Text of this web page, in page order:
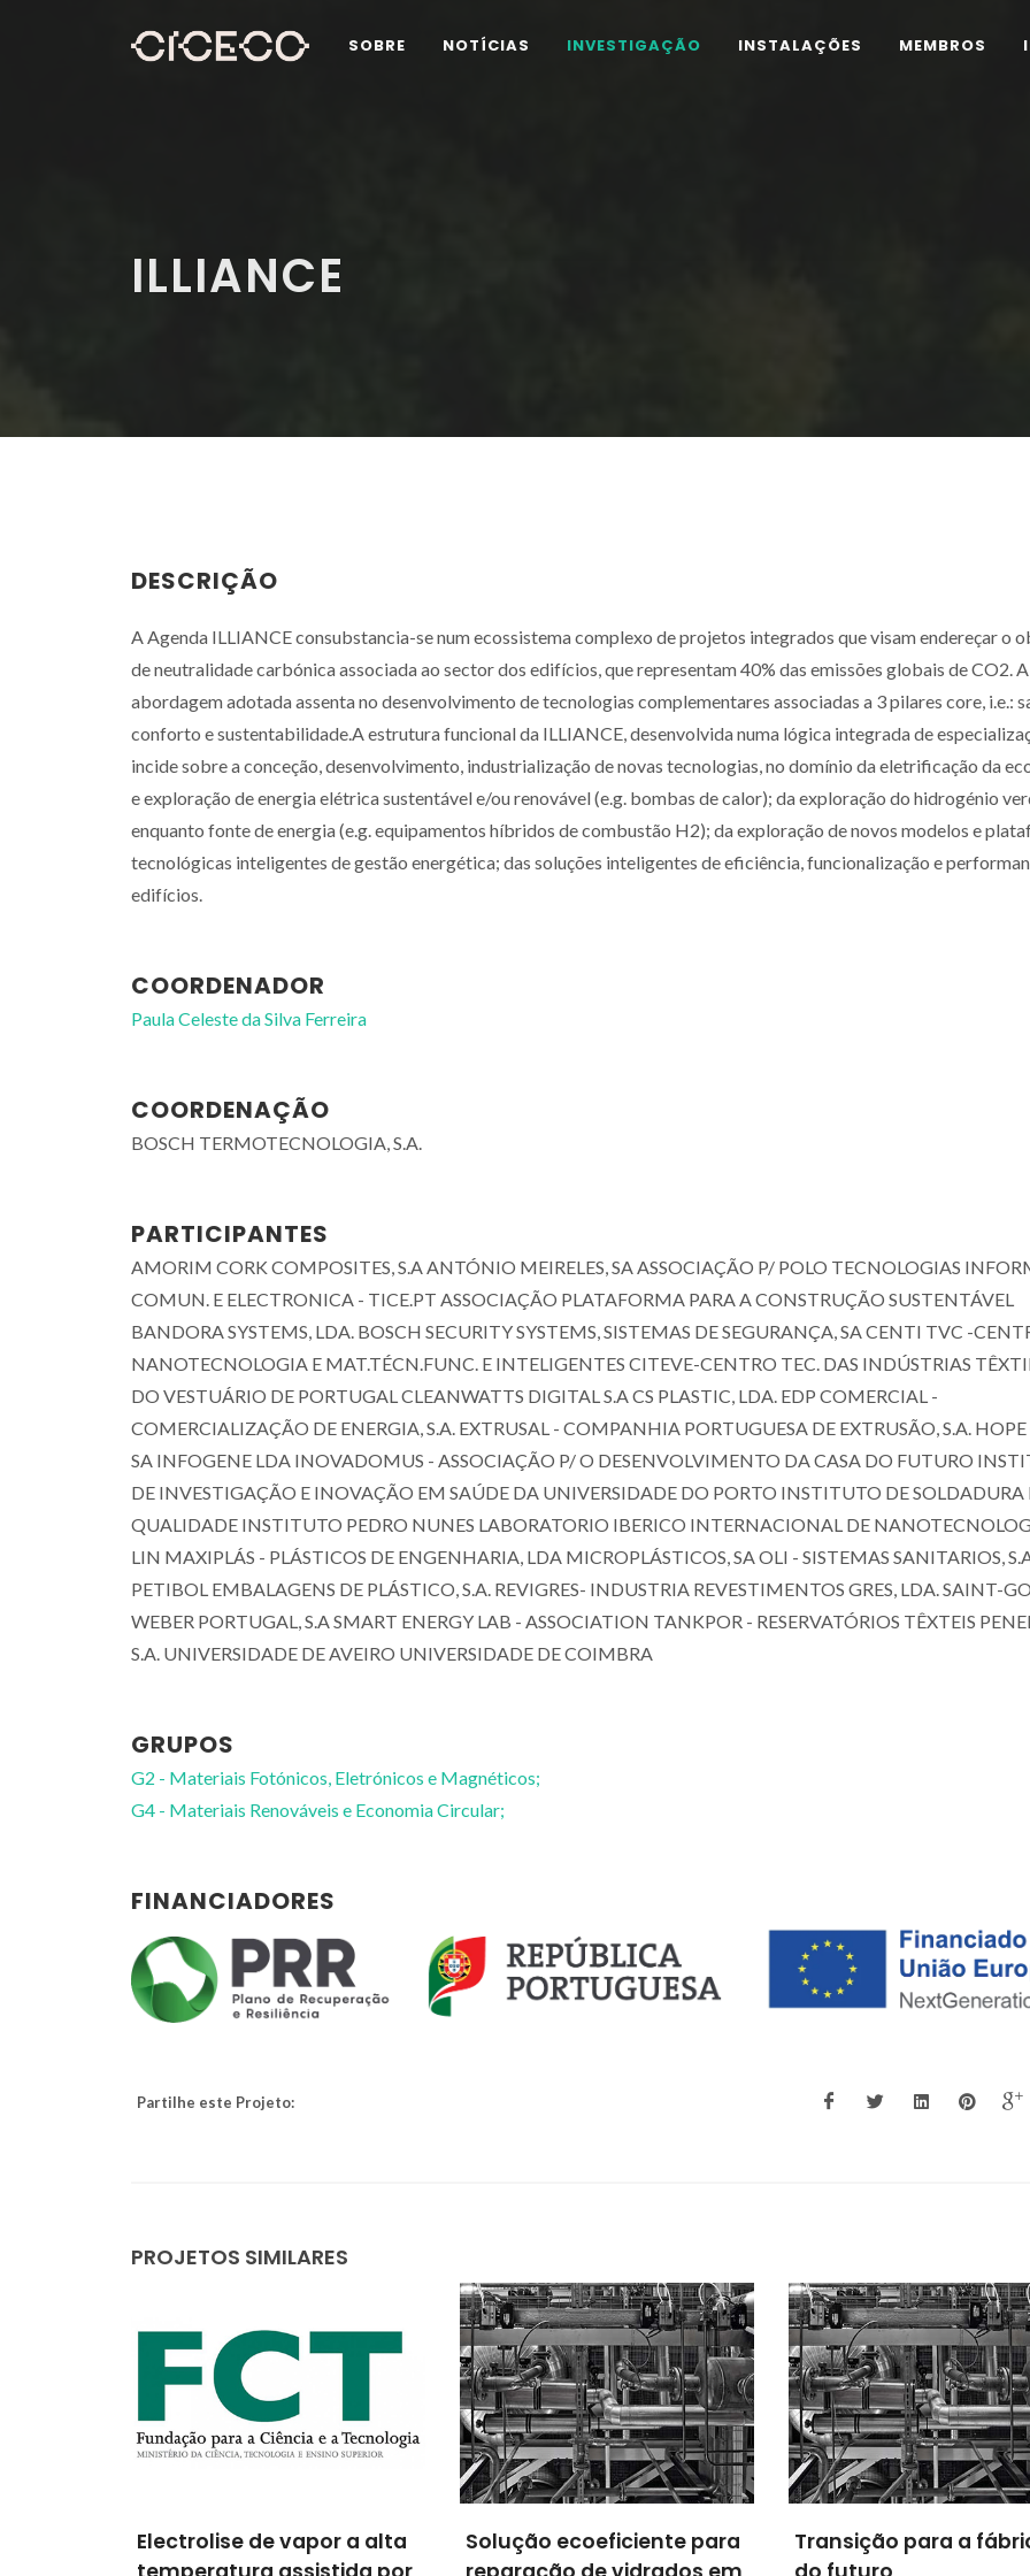
SOBRE NOTÍCIAS INVESTIGAÇÃO INSTALAÇÕES MEMBROS
ILLIANCE
Idalina José Monteiro
Investigador Auxiliar Investigador Coordenador Investigador
DESCRIÇÃO
A Agenda ILLIANCE consubstancia-se num ecossistema complexo de projetos integrados que visam endereçar o
de neutralidade carbónica associada ao sector dos edifícios, que representam 40% das emissões globais de CO2. A
abordagem adotada assenta no desenvolvimento de tecnologias complementares associadas a 3 pilares core, i.e.:
conforto e sustentabilidade.A estrutura funcional da ILLIANCE, desenvolvida numa lógica integrada de
incide sobre a conceção, desenvolvimento, industrialização de novas tecnologias, no domínio da eletrificação da
e exploração de energia elétrica sustentável e/ou renovável (e.g. bombas de calor); da exploração do hidrogénio
enquanto fonte de energia (e.g. equipamentos híbridos de combustão H2); da exploração de novos modelos e
tecnológicas inteligentes de gestão energética; das soluções inteligentes de eficiência, funcionalização e
edifícios.
COORDENADOR
Paula Celeste da Silva Ferreira
COORDENAÇÃO
BOSCH TERMOTECNOLOGIA, S.A.
PARTICIPANTES
AMORIM CORK COMPOSITES, S.A ANTÓNIO MEIRELES, SA ASSOCIAÇÃO P/ POLO TECNOLOGIAS
COMUN. E ELECTRONICA - TICE.PT ASSOCIAÇÃO PLATAFORMA PARA A CONSTRUÇÃO SUSTENTÁVEL
BANDORA SYSTEMS, LDA. BOSCH SECURITY SYSTEMS, SISTEMAS DE SEGURANÇA, SA CENTI TVC -
NANOTECNOLOGIA E MAT.TÉCN.FUNC. E INTELIGENTES CITEVE-CENTRO TEC. DAS INDÚSTRIAS
DO VESTUÁRIO DE PORTUGAL CLEANWATTS DIGITAL S.A CS PLASTIC, LDA. EDP COMERCIAL -
COMERCIALIZAÇÃO DE ENERGIA, S.A. EXTRUSAL - COMPANHIA PORTUGUESA DE EXTRUSÃO, S.A. HOPE
SA INFOGENE LDA INOVADOMUS - ASSOCIAÇÃO P/ O DESENVOLVIMENTO DA CASA DO FUTURO
DE INVESTIGAÇÃO E INOVAÇÃO EM SAÚDE DA UNIVERSIDADE DO PORTO INSTITUTO DE SOLDADURA
QUALIDADE INSTITUTO PEDRO NUNES LABORATORIO IBERICO INTERNACIONAL DE
LIN MAXIPLÁS - PLÁSTICOS DE ENGENHARIA, LDA MICROPLÁSTICOS, SA OLI - SISTEMAS SANITARIOS,
PETIBOL EMBALAGENS DE PLÁSTICO, S.A. REVIGRES- INDUSTRIA REVESTIMENTOS GRES, LDA. SAINT-
WEBER PORTUGAL, S.A SMART ENERGY LAB - ASSOCIATION TANKPOR - RESERVATÓRIOS TÊXTEIS
S.A. UNIVERSIDADE DE AVEIRO UNIVERSIDADE DE COIMBRA
GRUPOS
G2 - Materiais Fotónicos, Eletrónicos e Magnéticos;
G4 - Materiais Renováveis e Economia Circular;
FINANCIADORES
Partilhe este Projeto:
PROJETOS SIMILARES
Solução ecoeficiente para
Transição para a fábrica
NANOMOTION -